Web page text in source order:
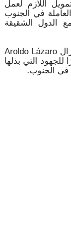
اللازم لعمل
العاملة في الجنوب
الدول الشقيقة
كما منح الرئيس عون قائد “اليونيفيل” الجنرال Aroldo Lázaro
التي بذلها
في الجنوب.